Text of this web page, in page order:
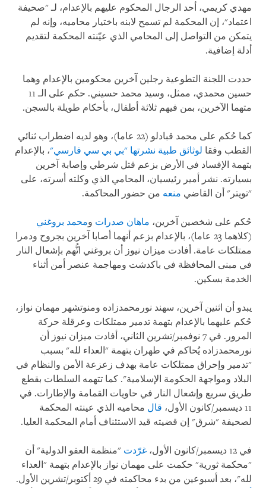
مهدي كريمي، أحد الرجال المحكوم عليهم بالإعدام، لـ "صحيفة
اعتماد"، إن المحكمة لم تسمح لابنه باختيار محاميه، وإنه لم
يتمكن من التواصل إلى المحامي الذي عيّنته المحكمة لتقديم
أدلة إضافية.
حددت اللجنة التطوعية رجلين آخرين محكومين بالإعدام وهما
حسين محمدي، ممثل، وسيد محمد حسيني. حكم على الـ 11
متهما الآخرين، بمن فيهم ثلاثة أطفال، بأحكام طويلة بالسجن.
كما حُكم على محمد قبادلو (22 عاما)، وهو لديه اضطراب ثنائي
القطب وفقا لوثائق طبية نشرتها "بي بي سي فارسي"، بالإعدام
بتهمة الإفساد في الأرض بزعم قتل شرطي وإصابة آخرين
بسيارته. نشر أمير رئيسيان، المحامي الذي وكلته أسرته، على
"تويتر" أن القاضي منعه من حضور المحاكمة.
حُكم على شخصين آخرين، ماهان صدرات ومحمد بروغني
(كلاهما 23 عاما)، بالإعدام بزعم أنهما أصابا آخرين بجروح ودمرا
ممتلكات عامة. أفادت ميزان نيوز أن بروغني اتُّهم بإشعال النار
في مبنى المحافظة في باكدشت ومهاجمة عنصر أمن أثناء
الخدمة بسكين.
يبدو أن اثنين آخرين، سهند نورمحمدزاده ومنوتشهر مهمان نواز،
حُكم عليهما بالإعدام بتهمة تدمير ممتلكات وعرقلة حركة
المرور. في 7 نوفمبر/تشرين الثاني، أفادت ميزان نيوز أن
نورمحمدزاده يُحاكم في طهران بتهمة "العداء لله" بسبب
"تدمير وإحراق ممتلكات عامة بهدف زعزعة الأمن والنظام في
البلاد ومواجهة الحكومة الإسلامية". كما تتهمه السلطات بقطع
طريق سريع وإشعال النار في حاويات القمامة والإطارات. في
11 ديسمبر/كانون الأول،
قال محاميه الذي عينته المحكمة
لصحيفة "شرق" إن قضيته قيد الاستئناف أمام المحكمة العليا.
في 12 ديسمبر/كانون الأول، غرّدت "منظمة العفو الدولية" أن
"محكمة ثورية" حكمت على مهمان نواز بالإعدام بتهمة "العداء
لله"، بعد أسبوعين من بدء محاكمته في 29 أكتوبر/تشرين الأول.